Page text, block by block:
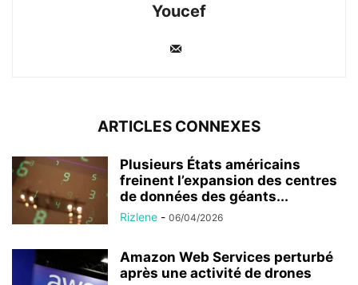
Youcef
ARTICLES CONNEXES
Plusieurs États américains
freinent l’expansion des centres
de données des géants...
Rizlene - 06/04/2026
Amazon Web Services perturbé
après une activité de drones